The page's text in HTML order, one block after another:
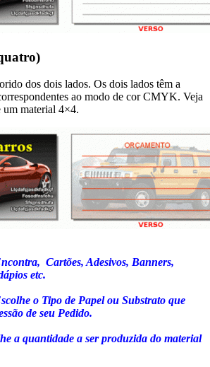
dos dois lados. Os dois lados têm a
ao modo de cor CMYK. Veja
um material 4×4.
Cartões, Adesivos, Banners,
etc.
o Tipo de Papel ou Substrato que
de seu Pedido.
a quantidade a ser produzida do material